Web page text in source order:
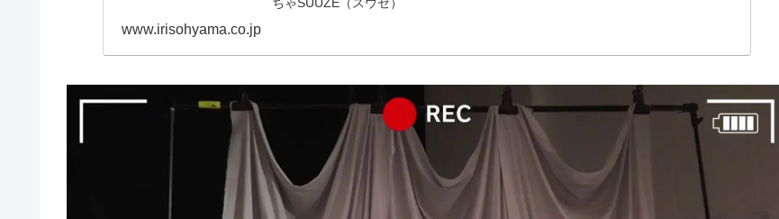
www.irisohyama.co.jp